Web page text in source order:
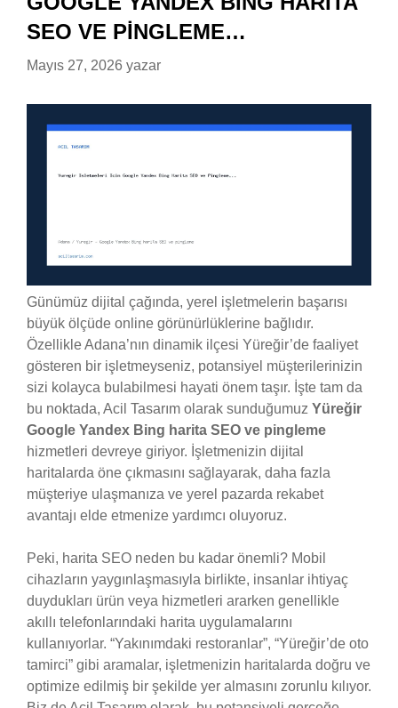
SEO VE PINGLEME…
Mayıs 27, 2026 yazar
Günümüz dijital çağında, yerel işletmelerin başarısı
büyük ölçüde online görünürlüklerine bağlıdır.
Özellikle Adana’nın dinamik ilçesi Yüreğir’de faaliyet
gösteren bir işletmeyseniz, potansiyel müşterilerinizin
sizi kolayca bulabilmesi hayati önem taşır. İşte tam da
bu noktada, Acil Tasarım olarak sunduğumuz Yüreğir
Google Yandex Bing harita SEO ve pingleme
hizmetleri devreye giriyor. İşletmenizin dijital
haritalarda öne çıkmasını sağlayarak, daha fazla
müşteriye ulaşmanıza ve yerel pazarda rekabet
avantajı elde etmenize yardımcı oluyoruz.
Peki, harita SEO neden bu kadar önemli? Mobil
cihazların yaygınlaşmasıyla birlikte, insanlar ihtiyaç
duydukları ürün veya hizmetleri ararken genellikle
akıllı telefonlarındaki harita uygulamalarını
kullanıyorlar. “Yakınımdaki restoranlar”, “Yüreğir’de oto
tamirci” gibi aramalar, işletmenizin haritalarda doğru ve
optimize edilmiş bir şekilde yer almasını zorunlu kılıyor.